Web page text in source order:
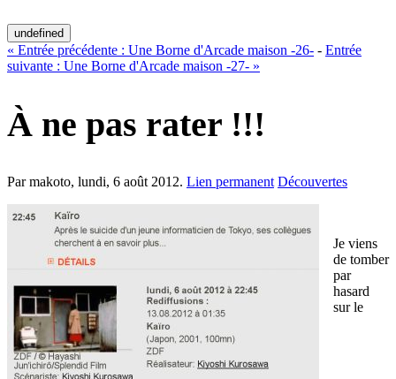
undefined
« Entrée précédente : Une Borne d'Arcade maison -26- - Entrée
suivante : Une Borne d'Arcade maison -27- »
À ne pas rater !!!
Par makoto, lundi, 6 août 2012. Lien permanent Découvertes
Je viens
de tomber
par
hasard
sur le